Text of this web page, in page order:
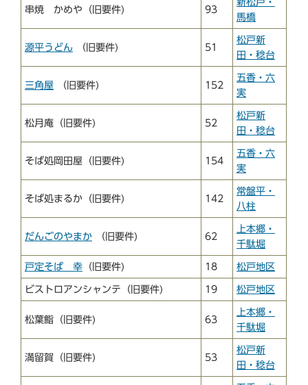
串焼 かめや（旧要件) 93
新松戸・
馬橋
源平うどん （旧要件) 51
松戸新
田・稔台
三角屋 （旧要件) 152
五香・六
実
松月庵（旧要件) 52
松戸新
田・稔台
そば処岡田屋（旧要件) 154
五香・六
実
そば処まるか（旧要件) 142
常盤平・
八柱
だんごのやまか （旧要件) 62
上本郷・
千駄堀
戸定そば 幸 （旧要件) 18 松戸地区
ビストロアンシャンテ（旧要件) 19 松戸地区
松葉鮨（旧要件) 63
上本郷・
千駄堀
満留賀（旧要件) 53
松戸新
田・稔台